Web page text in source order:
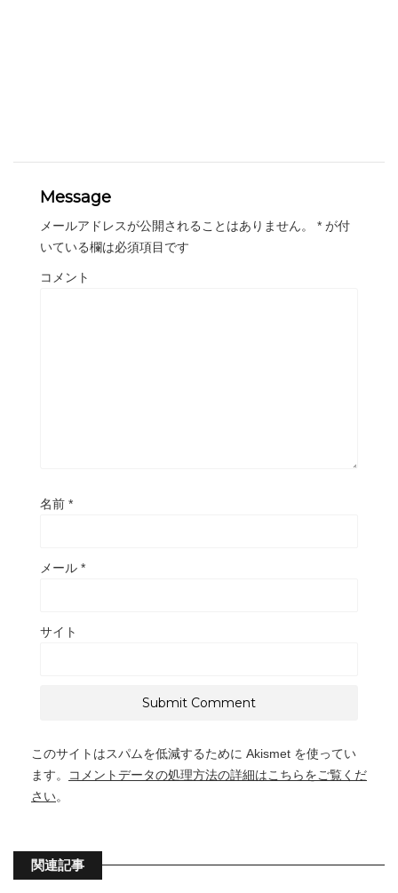
Message
メールアドレスが公開されることはありません。 * が付
いている欄は必須項目です
コメント
名前 *
メール *
サイト
このサイトはスパムを低減するために Akismet を使ってい
ます。
コメントデータの処理方法の詳細はこちらをご覧くだ
さい。
関連記事